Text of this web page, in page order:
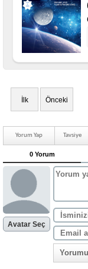
İlk Önceki
Yorum Yap Tavsiye
0 Yorum
Avatar Seç